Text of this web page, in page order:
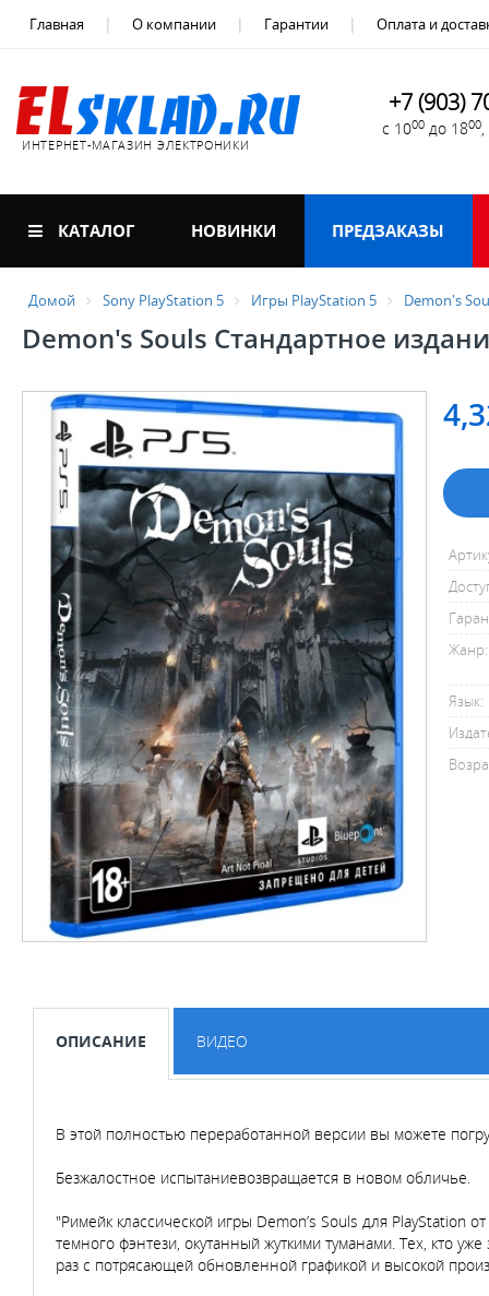
Главная О компании Гарантии Оплата и
ИНТЕРНЕТ-МАГАЗИН ЭЛЕКТРОНИКИ
+7 (903)
с 1000 до 1800
КАТАЛОГ НОВИНКИ ПРЕДЗАКАЗЫ
Домой Sony PlayStation 5 Игры PlayStation 5 Demon's
Demon's Souls Стандартное
Жанр:
Язык:
ОПИСАНИЕ ВИДЕО
В этой полностью переработанной версии вы можете
Безжалостное испытаниевозвращается в новом обличье.
"Римейк классической игры Demon’s Souls для PlayStation
темного фэнтези, окутанный жуткими туманами. Тех, кто
раз с потрясающей обновленной графикой и высокой